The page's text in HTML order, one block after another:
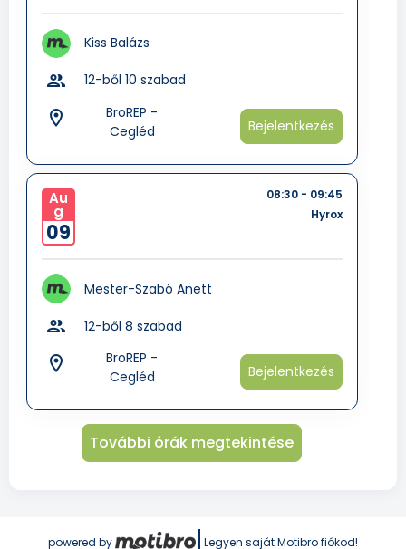
Kiss Balázs
group 12-ből 10 szabad
room
BroREP -
Cegléd
Bejelentkezés
08:30 - 09:45
Hyrox
Au
g
09
Mester-Szabó Anett
group 12-ből 8 szabad
room
BroREP -
Cegléd
Bejelentkezés
További órák megtekintése
powered by Legyen saját Motibro fiókod!